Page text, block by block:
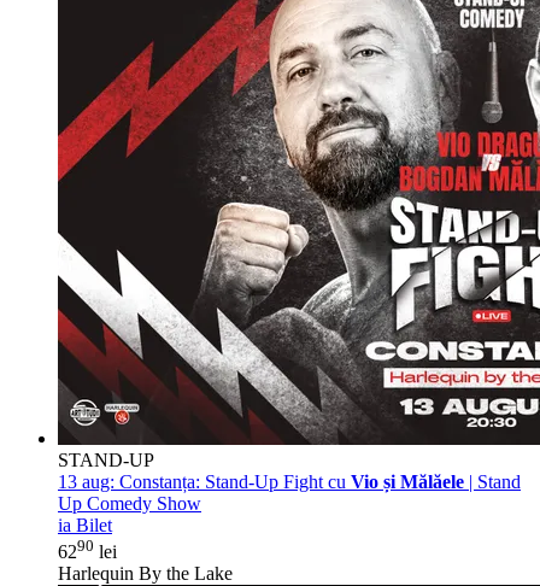
STAND-UP
13 aug: Constanța: Stand-Up Fight cu Vio și Mălăele | Stand
Up Comedy Show
ia Bilet
6290 lei
Harlequin By the Lake